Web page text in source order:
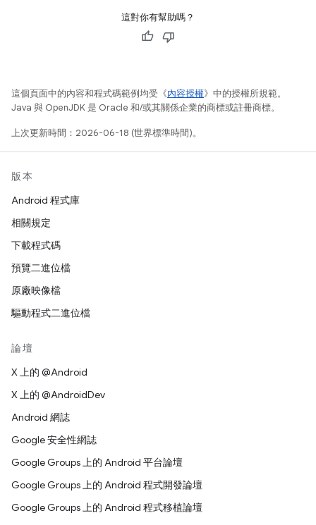
這對你有幫助嗎？
這個頁面中的內容和程式碼範例均受《內容授權》中的授權所規範。
Java 與 OpenJDK 是 Oracle 和/或其關係企業的商標或註冊商標。
上次更新時間：2026-06-18 (世界標準時間)。
版本
Android 程式庫
相關規定
下載程式碼
預覽二進位檔
原廠映像檔
驅動程式二進位檔
論壇
X 上的 @Android
X 上的 @AndroidDev
Android 網誌
Google 安全性網誌
Google Groups 上的 Android 平台論壇
Google Groups 上的 Android 程式開發論壇
Google Groups 上的 Android 程式移植論壇